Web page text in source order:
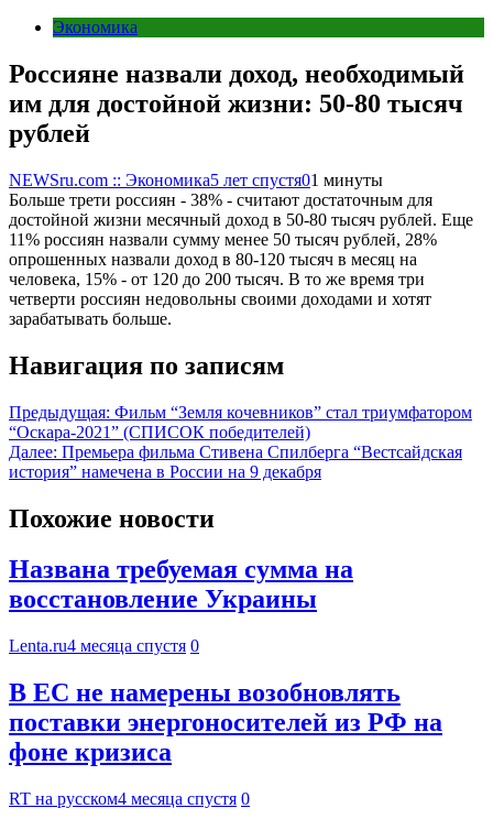
Экономика
Россияне назвали доход, необходимый
им для достойной жизни: 50-80 тысяч
рублей
NEWSru.com :: Экономика5 лет спустя01 минуты
Больше трети россиян - 38% - считают достаточным для
достойной жизни месячный доход в 50-80 тысяч рублей. Еще
11% россиян назвали сумму менее 50 тысяч рублей, 28%
опрошенных назвали доход в 80-120 тысяч в месяц на
человека, 15% - от 120 до 200 тысяч. В то же время три
четверти россиян недовольны своими доходами и хотят
зарабатывать больше.
Навигация по записям
Предыдущая: Фильм “Земля кочевников” стал триумфатором
“Оскара-2021” (СПИСОК победителей)
Далее: Премьера фильма Стивена Спилберга “‎Вестсайдская
история” намечена в России на 9 декабря
Похожие новости
Названа требуемая сумма на
восстановление Украины
Lenta.ru4 месяца спустя 0
В ЕС не намерены возобновлять
поставки энергоносителей из РФ на
фоне кризиса
RT на русском4 месяца спустя 0